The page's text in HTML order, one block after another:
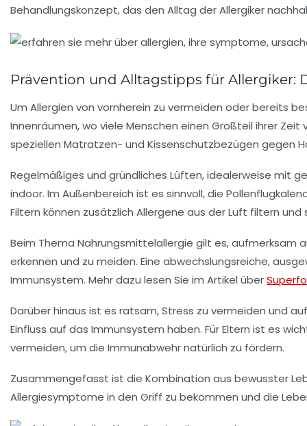
Behandlungskonzept, das den Alltag der Allergiker
Prävention und Alltagstipps für
Um Allergien von vornherein zu vermeiden oder bereits
Innenräumen, wo viele Menschen einen Großteil ihrer
speziellen Matratzen- und Kissenschutzbezügen gegen
Regelmäßiges und gründliches Lüften, idealerweise mit
indoor. Im Außenbereich ist es sinnvoll, die
Filtern können zusätzlich Allergene aus der Luft filtern
Beim Thema Nahrungsmittelallergie gilt es, aufmerksam
erkennen und zu meiden. Eine abwechslungsreiche,
Immunsystem. Mehr dazu lesen Sie im Artikel über
Darüber hinaus ist es ratsam, Stress zu vermeiden und
Einfluss auf das Immunsystem haben. Für Eltern ist es
vermeiden, um die Immunabwehr natürlich zu fördern.
Zusammengefasst ist die Kombination aus bewusster
Allergiesymptome in den Griff zu bekommen und die